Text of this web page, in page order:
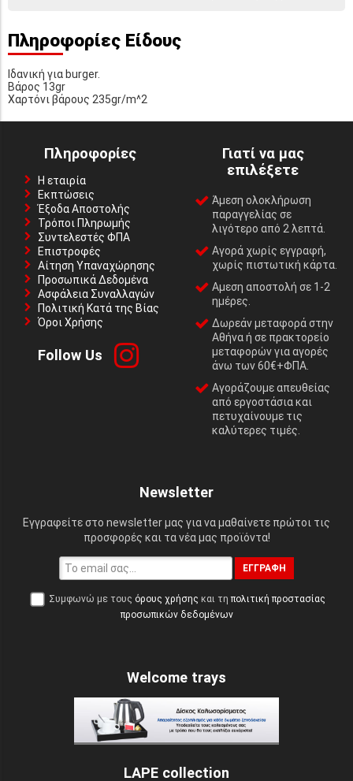
Πληροφορίες Είδους
Ιδανική για burger.
Βάρος 13gr
Χαρτόνι βάρους 235gr/m^2
Πληροφορίες
Η εταιρία
Εκπτώσεις
Έξοδα Αποστολής
Τρόποι Πληρωμής
Συντελεστές ΦΠΑ
Επιστροφές
Αίτηση Υπαναχώρησης
Προσωπικά Δεδομένα
Ασφάλεια Συναλλαγών
Πολιτική Κατά της Βίας
Όροι Χρήσης
Follow Us
Γιατί να μας
επιλέξετε
Άμεση ολοκλήρωση
παραγγελίας σε
λιγότερο από 2 λεπτά.
Αγορά χωρίς εγγραφή,
χωρίς πιστωτική κάρτα.
Αμεση αποστολή σε 1-2
ημέρες.
Δωρεάν μεταφορά στην
Αθήνα ή σε πρακτορείο
μεταφορών για αγορές
άνω των 60€+ΦΠΑ.
Αγοράζουμε απευθείας
από εργοστάσια και
πετυχαίνουμε τις
καλύτερες τιμές.
Newsletter
Εγγραφείτε στο newsletter μας για να μαθαίνετε πρώτοι τις
προσφορές και τα νέα μας προϊόντα!
ΕΓΓΡΑΦΉ
Συμφωνώ με τους όρους χρήσης και τη πολιτική προστασίας
προσωπικών δεδομένων
Welcome trays
LAPE collection